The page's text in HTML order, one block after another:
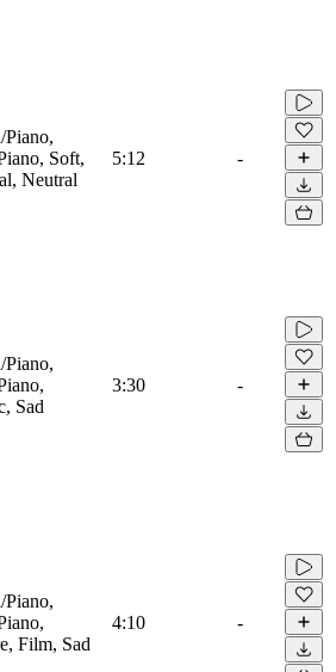
Piano,
Soft,
Neutral
5:12 -
Piano,
Sad
3:30 -
Piano,
Film, Sad
4:10 -